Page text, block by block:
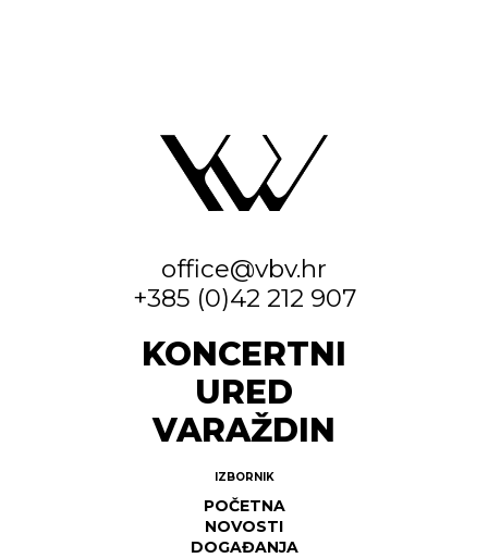
office@vbv.hr
+385 (0)42 212 907
KONCERTNI
URED
VARAŽDIN
IZBORNIK
POČETNA
NOVOSTI
DOGAĐANJA